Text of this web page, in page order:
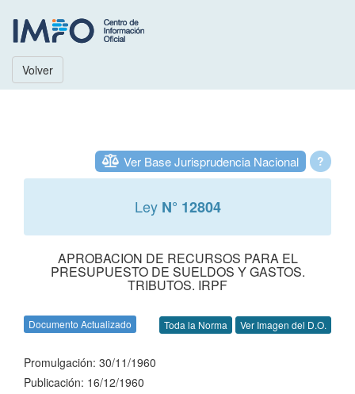
Volver
?
Ver Base Jurisprudencia Nacional
Ley N° 12804
APROBACION DE RECURSOS PARA EL
PRESUPUESTO DE SUELDOS Y GASTOS.
TRIBUTOS. IRPF
Documento Actualizado Toda la Norma Ver Imagen del D.O.
Promulgación: 30/11/1960
Publicación: 16/12/1960